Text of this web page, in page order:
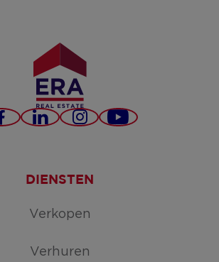
Facebook
LinkedInInstagramYouTube
DIENSTEN
Verkopen
Verhuren